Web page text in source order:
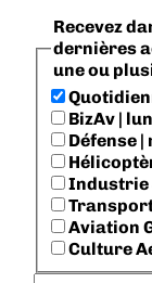
Recevez
dernières
une ou
BizAv |
Défense |
Industrie
Aviation
Culture